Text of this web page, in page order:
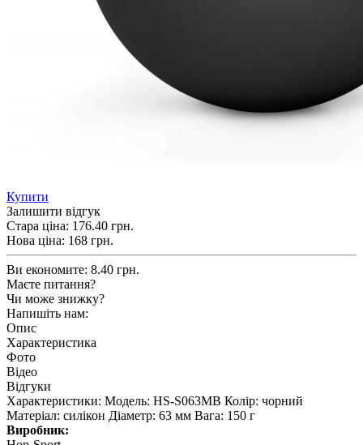
Купити
Залишити відгук
Стара ціна: 176.40 грн.
Нова ціна: 168 грн.
Ви економите: 8.40 грн.
Маєте питання?
Чи може знижку?
Напишіть нам:
Опис
Характеристика
Фото
Відео
Відгуки
Характеристики: Модель: HS-S063MB Колір: чорний
Матеріал: силікон Діаметр: 63 мм Вага: 150 г
Виробник: